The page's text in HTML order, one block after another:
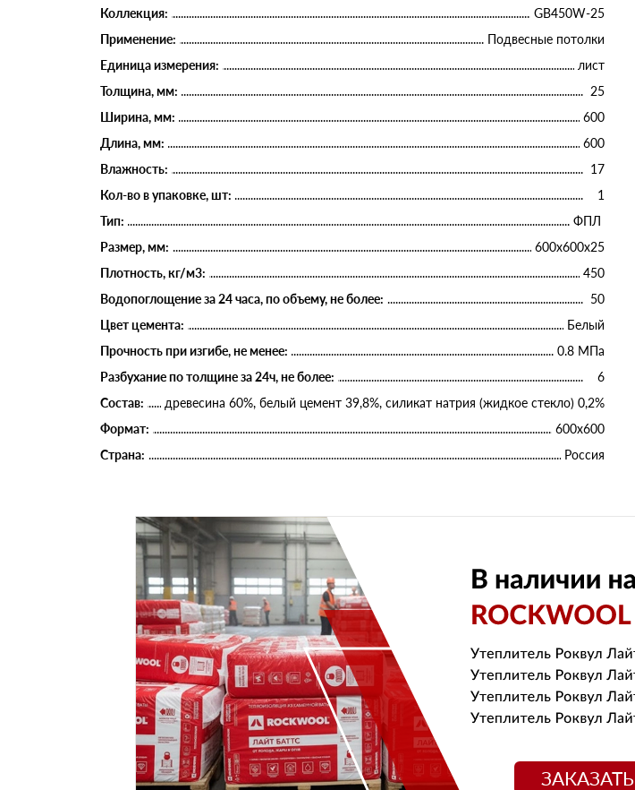
Коллекция:
GB450W-25
Применение:
Подвесные потолки
Единица измерения:
лист
Толщина, мм:
25
Ширина, мм:
600
Длина, мм:
600
Влажность:
17
Кол-во в упаковке, шт:
1
Тип:
ФПЛ
Размер, мм:
600х600х25
Плотность, кг/м3:
450
Водопоглощение за 24 часа, по объему, не более:
50
Цвет цемента:
Белый
Прочность при изгибе, не менее:
0.8 МПа
Разбухание по толщине за 24ч, не более:
6
Состав:
древесина 60%, белый цемент 39,8%, силикат натрия (жидкое стекло) 0,2%
Формат:
600х600
Страна:
Россия
ЗАКАЗАТЬ